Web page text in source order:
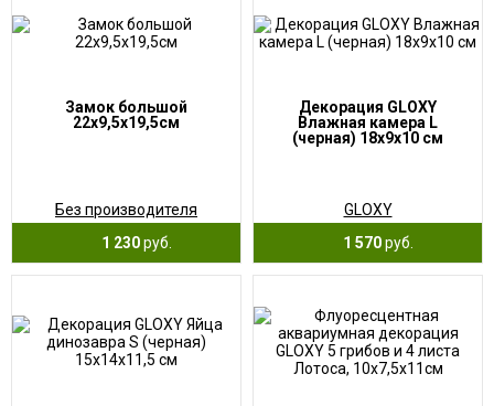
Замок большой
22х9,5х19,5см
Без производителя
1 230руб.
Декорация GLOXY
Влажная камера L
(черная) 18х9х10 см
GLOXY
1 570руб.